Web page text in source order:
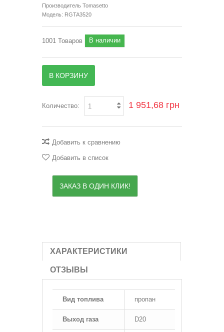
Производитель Tomasetto
Модель: RGTA3520
1001 Товаров В наличии
В КОРЗИНУ
Количество: 1 951,68 грн
Добавить к сравнению
Добавить в список
ЗАКАЗ В ОДИН КЛИК!
ХАРАКТЕРИСТИКИ
ОТЗЫВЫ
Вид топлива пропан
Выход газа D20